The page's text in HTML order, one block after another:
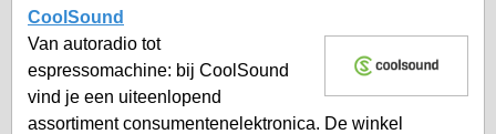
CoolSound
Van autoradio tot
espressomachine: bij CoolSound
vind je een uiteenlopend
assortiment consumentenelektronica. De winkel